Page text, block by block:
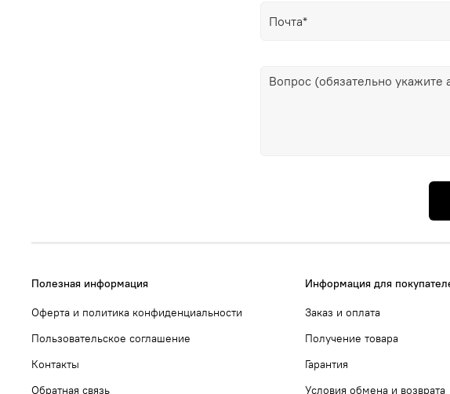
Полезная информация
Оферта и политика конфиденциальности
Пользовательское соглашение
Контакты
Обратная связь
Информация для
Заказ и оплата
Получение товара
Гарантия
Условия обмена и возврата